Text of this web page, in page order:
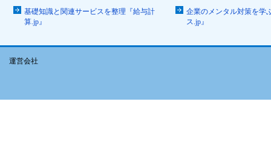
基礎知識と関連サービスを整理『給与計
算.jp』
企業のメンタル対策を学
ス.jp』
運営会社